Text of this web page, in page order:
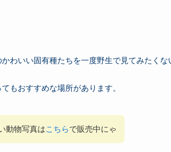
わいい固有種たちを一度野生で見てみたくな
もおすすめな場所があります。
動物写真はこちらで販売中にゃ